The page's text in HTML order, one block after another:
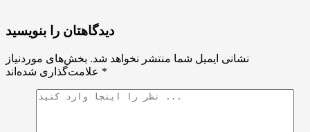
دیدگاهتان را بنویسید
نشانی ایمیل شما منتشر نخواهد شد. بخش‌های موردنیاز
*